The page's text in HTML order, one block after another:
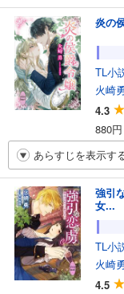
炎の
TL小
火崎
4.3
880
あらすじを表示す
強引
女...
TL小
火崎
4.5